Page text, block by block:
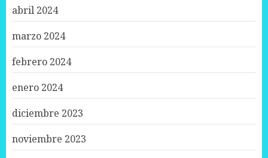
abril 2024
marzo 2024
febrero 2024
enero 2024
diciembre 2023
noviembre 2023